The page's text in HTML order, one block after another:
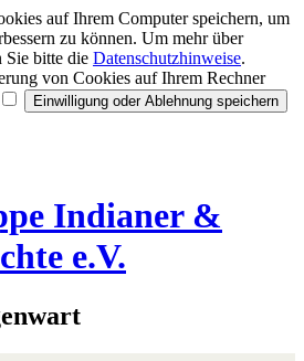
auf Ihrem Computer speichern, um
zu können. Um mehr über
Sie bitte die Datenschutzhinweise.
von Cookies auf Ihrem Rechner
Indianer &
e.V.